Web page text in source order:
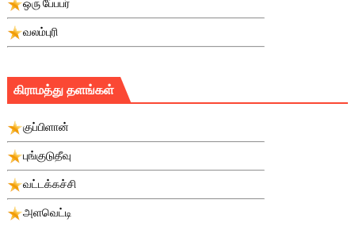
ஒரு பே்பபர்
வலம்புரி
கிராமத்து தளங்கள்
குப்பிளான்
புங்குடுதீவு
வட்டக்கச்சி
அளவெட்டி